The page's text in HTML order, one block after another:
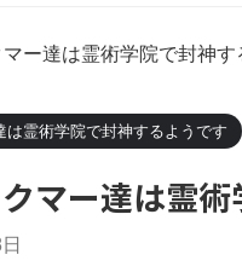
マー達は霊術学院で封神
は霊術学院で封神するようです
クマー達は霊